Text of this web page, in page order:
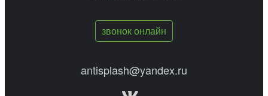
звонок онлайн
antisplash@yandex.ru